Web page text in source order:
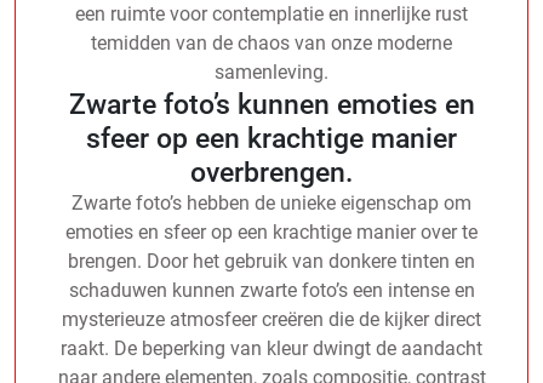
een ruimte voor contemplatie en innerlijke rust
temidden van de chaos van onze moderne
samenleving.
Zwarte foto’s kunnen emoties en
sfeer op een krachtige manier
overbrengen.
Zwarte foto’s hebben de unieke eigenschap om
emoties en sfeer op een krachtige manier over te
brengen. Door het gebruik van donkere tinten en
schaduwen kunnen zwarte foto’s een intense en
mysterieuze atmosfeer creëren die de kijker direct
raakt. De beperking van kleur dwingt de aandacht
naar andere elementen, zoals compositie, contrast